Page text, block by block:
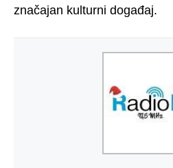
značajan kulturni događaj.